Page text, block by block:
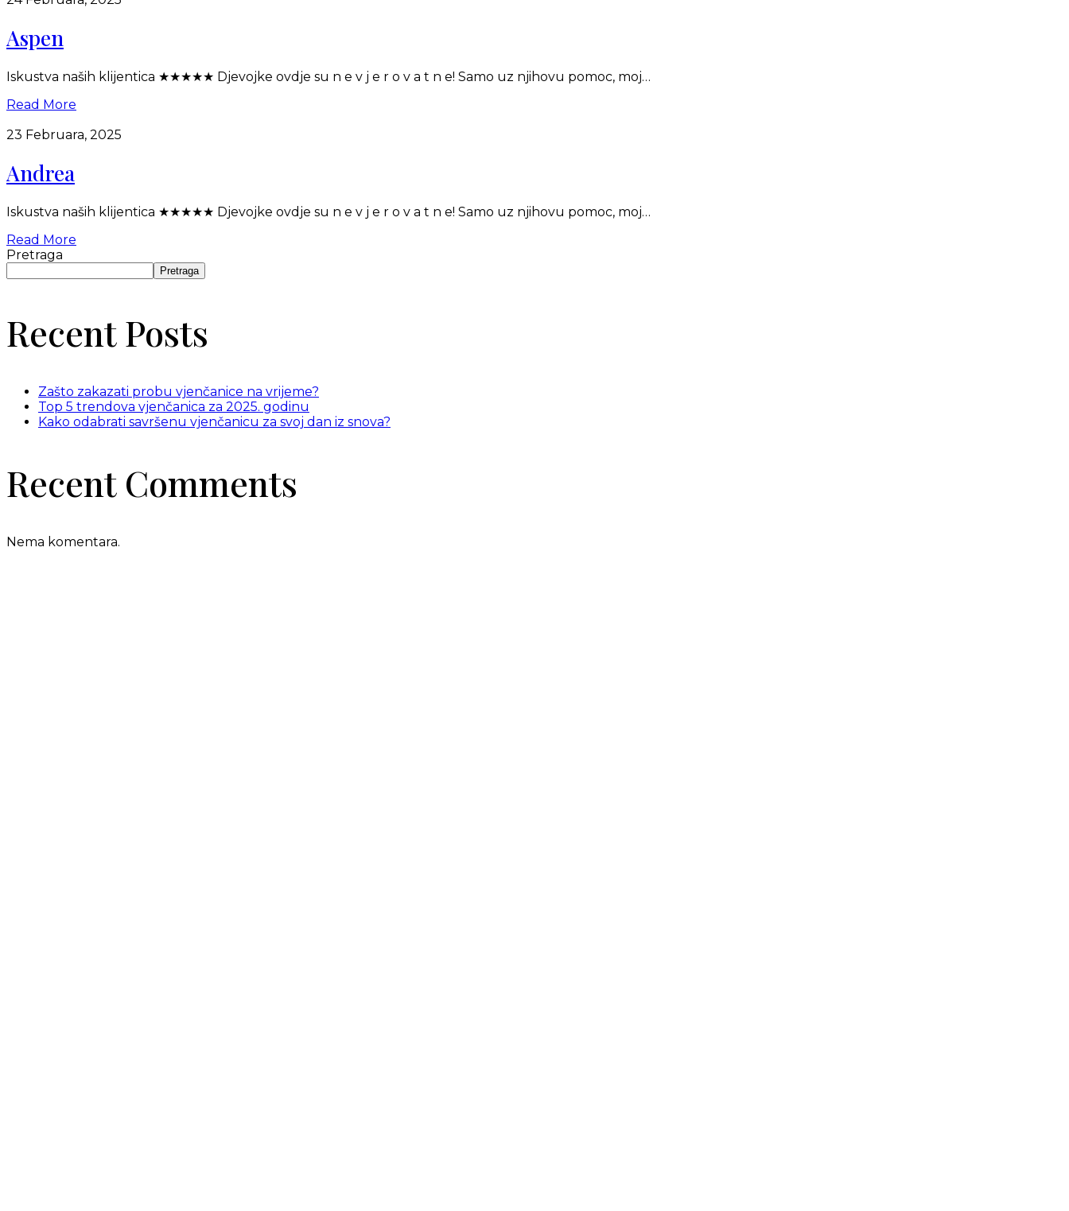
Aspen
Iskustva naših klijentica ★★★★★ Djevojke ovdje su n e v j e r o v a t n e! Samo uz njihovu pomoc, moj…
Read More
23 Februara, 2025
Andrea
Iskustva naših klijentica ★★★★★ Djevojke ovdje su n e v j e r o v a t n e! Samo uz njihovu pomoc, moj…
Read More
Pretraga
Pretraga
Recent Posts
Zašto zakazati probu vjenčanice na vrijeme?
Top 5 trendova vjenčanica za 2025. godinu
Kako odabrati savršenu vjenčanicu za svoj dan iz snova?
Recent Comments
Nema komentara.